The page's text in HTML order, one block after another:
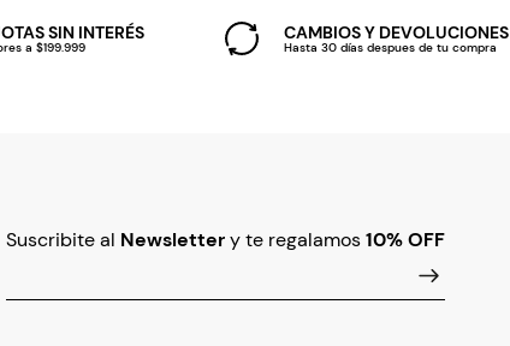
SIN INTERÉS
a $199.999
CAMBIOS Y DEVOLUCIONES
Hasta 30 días despues de tu compra
Suscribite al Newslettery te regalamos10% OFF